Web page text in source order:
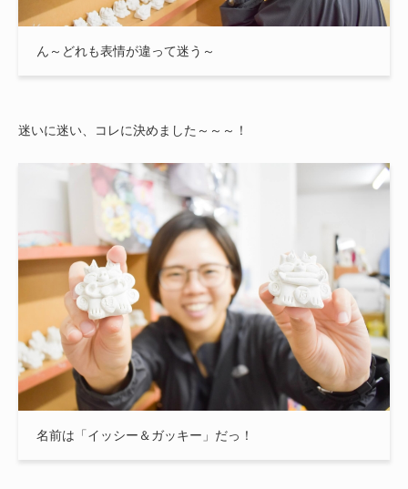
ん～どれも表情が違って迷う～
迷いに迷い、コレに決めました～～～！
名前は「イッシー＆ガッキー」だっ！